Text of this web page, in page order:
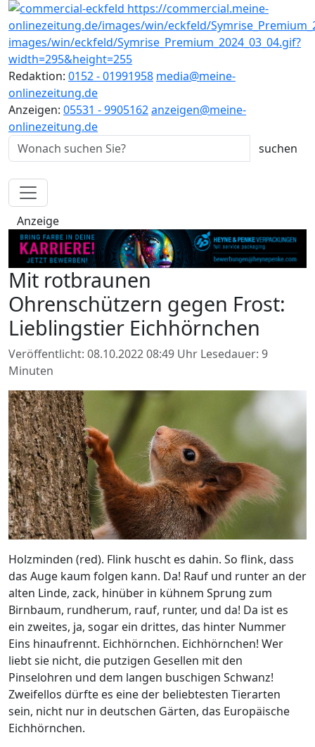
Redaktion: 0152 - 01991958 media@meine-
onlinezeitung.de
Anzeigen: 05531 - 9905162anzeigen@meine-
onlinezeitung.de
Anzeige
Mit rotbraunen
Ohrenschützern gegen Frost:
Lieblingstier Eichhörnchen
Veröffentlicht: 08.10.2022 08:49 Uhr Lesedauer: 9
Minuten
Holzminden (red). Flink huscht es dahin. So flink, dass
das Auge kaum folgen kann. Da! Rauf und runter an der
alten Linde, zack, hinüber in kühnem Sprung zum
Birnbaum, rundherum, rauf, runter, und da! Da ist es
ein zweites, ja, sogar ein drittes, das hinter Nummer
Eins hinaufrennt. Eichhörnchen. Eichhörnchen! Wer
liebt sie nicht, die putzigen Gesellen mit den
Pinselohren und dem langen buschigen Schwanz!
Zweifellos dürfte es eine der beliebtesten Tierarten
sein, nicht nur in deutschen Gärten, das Europäische
Eichhörnchen.